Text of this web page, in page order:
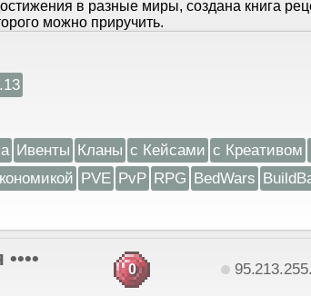
в разные миры, создана книга
можно приручить.
Ивенты Кланы с Кейсами с Креативом
PVE PvP RPG BedWars
0